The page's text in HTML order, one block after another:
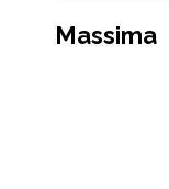
Massima